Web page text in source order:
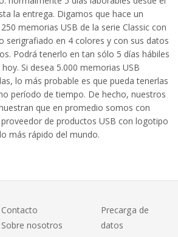
la entrega. Digamos que hace un
memorias USB de la serie Classic con
serigrafiado en 4 colores y con sus datos
Podrá tenerlo en tan sólo 5 días hábiles
Si desea 5.000 memorias USB
lo más probable es que pueda tenerlas
período de tiempo. De hecho, nuestros
que en promedio somos con
de productos USB con logotipo
más rápido del mundo.
Contacto
Sobre nosotros
Precarga de
datos